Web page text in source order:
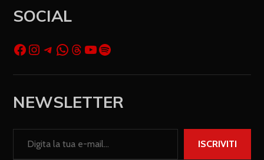
SOCIAL
NEWSLETTER
ISCRIVITI